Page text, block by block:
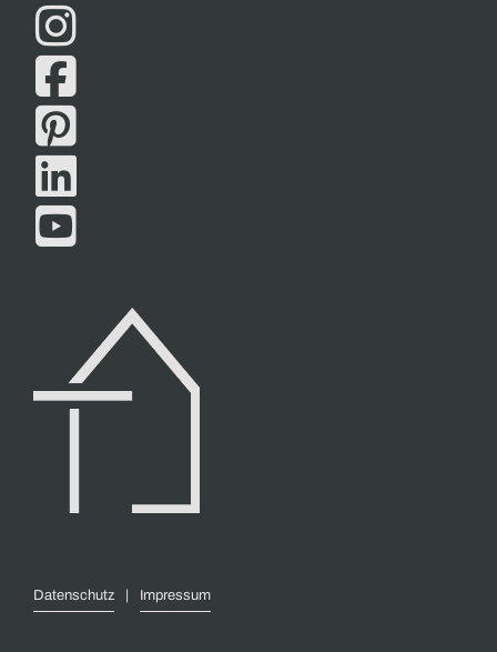





Datenschutz Impressum